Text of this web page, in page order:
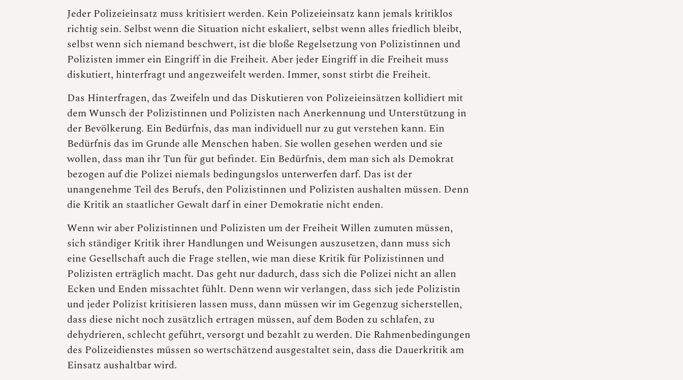
Jeder Polizeieinsatz muss kritisiert werden. Kein Polizeieinsatz kann jemals kritiklos
richtig sein. Selbst wenn die Situation nicht eskaliert, selbst wenn alles friedlich bleibt,
selbst wenn sich niemand beschwert, ist die bloße Regelsetzung von Polizistinnen und
Polizisten immer ein Eingriff in die Freiheit. Aber jeder Eingriff in die Freiheit muss
diskutiert, hinterfragt und angezweifelt werden. Immer, sonst stirbt die Freiheit.
Das Hinterfragen, das Zweifeln und das Diskutieren von Polizeieinsätzen kollidiert mit
dem Wunsch der Polizistinnen und Polizisten nach Anerkennung und Unterstützung in
der Bevölkerung. Ein Bedürfnis, das man individuell nur zu gut verstehen kann. Ein
Bedürfnis das im Grunde alle Menschen haben. Sie wollen gesehen werden und sie
wollen, dass man ihr Tun für gut befindet. Ein Bedürfnis, dem man sich als Demokrat
bezogen auf die Polizei niemals bedingungslos unterwerfen darf. Das ist der
unangenehme Teil des Berufs, den Polizistinnen und Polizisten aushalten müssen. Denn
die Kritik an staatlicher Gewalt darf in einer Demokratie nicht enden.
Wenn wir aber Polizistinnen und Polizisten um der Freiheit Willen zumuten müssen,
sich ständiger Kritik ihrer Handlungen und Weisungen auszusetzen, dann muss sich
eine Gesellschaft auch die Frage stellen, wie man diese Kritik für Polizistinnen und
Polizisten erträglich macht. Das geht nur dadurch, dass sich die Polizei nicht an allen
Ecken und Enden missachtet fühlt. Denn wenn wir verlangen, dass sich jede Polizistin
und jeder Polizist kritisieren lassen muss, dann müssen wir im Gegenzug sicherstellen,
dass diese nicht noch zusätzlich ertragen müssen, auf dem Boden zu schlafen, zu
dehydrieren, schlecht geführt, versorgt und bezahlt zu werden. Die Rahmenbedingungen
des Polizeidienstes müssen so wertschätzend ausgestaltet sein, dass die Dauerkritik am
Einsatz aushaltbar wird.